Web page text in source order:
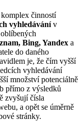
činností
vyhledávánív
Bing, Yandex a
do daného
je, že čím vyšší
vyhledávání
množství potenciálně
přímo z výsledků
zvyšují čísla
a opět se úměrně
stránky.